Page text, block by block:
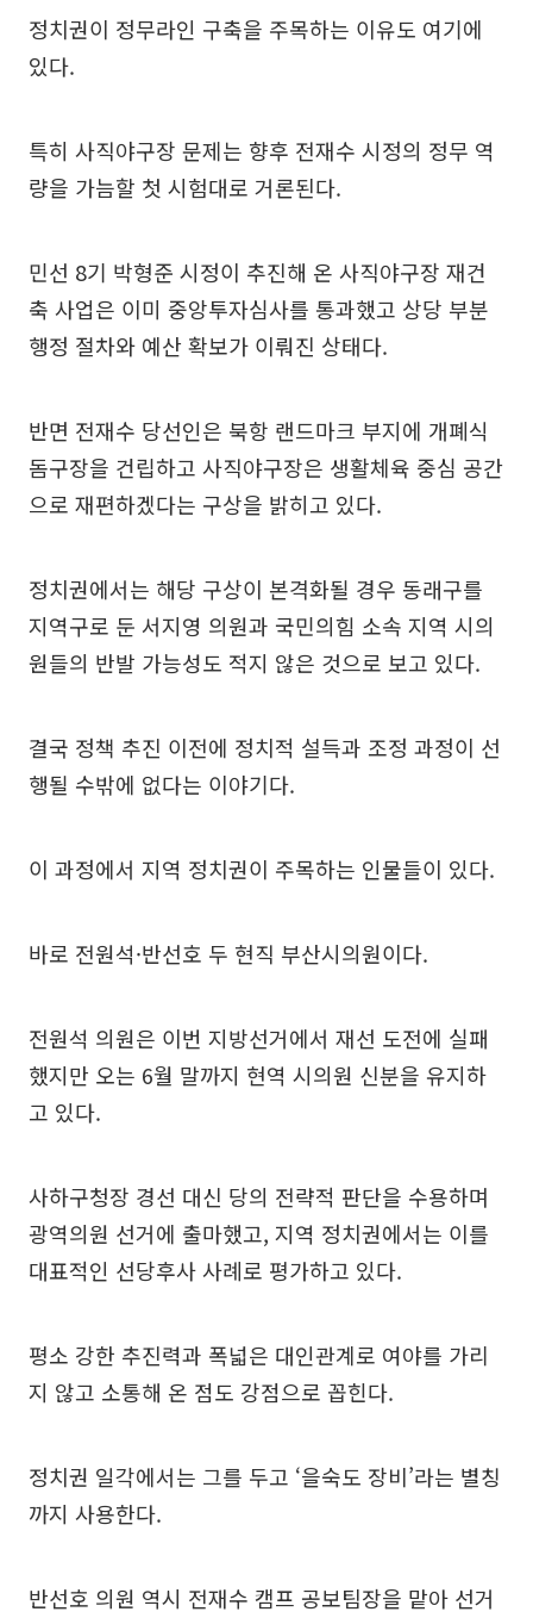
정치권이 정무라인 구축을 주목하는 이유도 여기에
있다.
특히 사직야구장 문제는 향후 전재수 시정의 정무 역
량을 가늠할 첫 시험대로 거론된다.
민선 8기 박형준 시정이 추진해 온 사직야구장 재건
축 사업은 이미 중앙투자심사를 통과했고 상당 부분
행정 절차와 예산 확보가 이뤄진 상태다.
반면 전재수 당선인은 북항 랜드마크 부지에 개폐식
돔구장을 건립하고 사직야구장은 생활체육 중심 공간
으로 재편하겠다는 구상을 밝히고 있다.
정치권에서는 해당 구상이 본격화될 경우 동래구를
지역구로 둔 서지영 의원과 국민의힘 소속 지역 시의
원들의 반발 가능성도 적지 않은 것으로 보고 있다.
결국 정책 추진 이전에 정치적 설득과 조정 과정이 선
행될 수밖에 없다는 이야기다.
이 과정에서 지역 정치권이 주목하는 인물들이 있다.
바로 전원석·반선호 두 현직 부산시의원이다.
전원석 의원은 이번 지방선거에서 재선 도전에 실패
했지만 오는 6월 말까지 현역 시의원 신분을 유지하
고 있다.
사하구청장 경선 대신 당의 전략적 판단을 수용하며
광역의원 선거에 출마했고, 지역 정치권에서는 이를
대표적인 선당후사 사례로 평가하고 있다.
평소 강한 추진력과 폭넓은 대인관계로 여야를 가리
지 않고 소통해 온 점도 강점으로 꼽힌다.
정치권 일각에서는 그를 두고 ‘을숙도 장비’라는 별칭
까지 사용한다.
반선호 의원 역시 전재수 캠프 공보팀장을 맡아 선거